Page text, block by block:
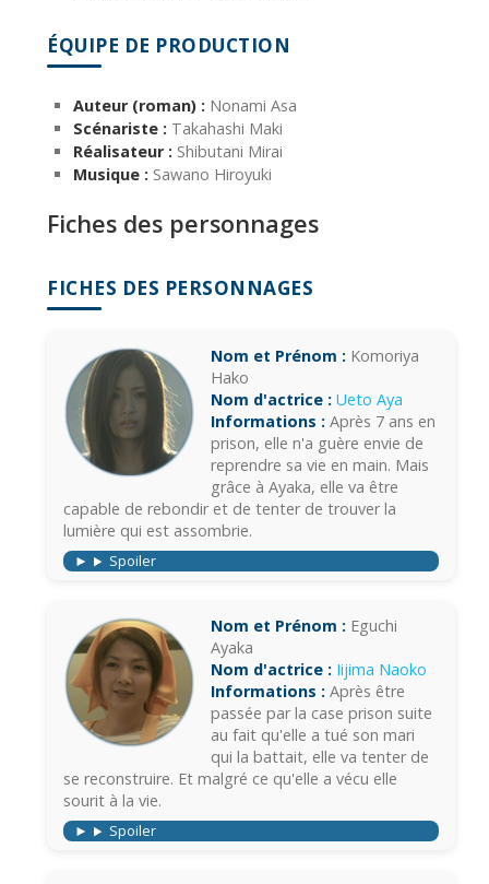
ÉQUIPE DE PRODUCTION
Auteur (roman) : Nonami Asa
Scénariste : Takahashi Maki
Réalisateur : Shibutani Mirai
Musique : Sawano Hiroyuki
Fiches des personnages
FICHES DES PERSONNAGES
Nom et Prénom : Komoriya
Hako
Nom d'actrice : Ueto Aya
Informations : Après 7 ans en
prison, elle n'a guère envie de
reprendre sa vie en main. Mais
grâce à Ayaka, elle va être
capable de rebondir et de tenter de trouver la
lumière qui est assombrie.
Spoiler
Nom et Prénom : Eguchi
Ayaka
Nom d'actrice : Iijima Naoko
Informations : Après être
passée par la case prison suite
au fait qu'elle a tué son mari
qui la battait, elle va tenter de
se reconstruire. Et malgré ce qu'elle a vécu elle
sourit à la vie.
Spoiler